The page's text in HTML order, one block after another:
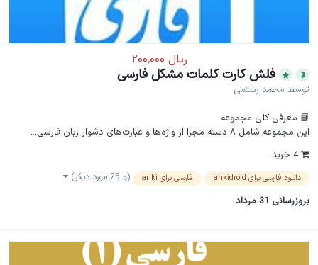
فلش کارت کلمات مشکل فارسی
توسطمحمد رستمی
📘 معرفی کلی مجموعه
این مجموعه شامل ۸ دسته مجزا از واژه‌ها و عبارت‌های دشوار زبان فارسی...
4 خرید
دانلود فارسی برای ankidroid فارسی برای anki (و 25 مورد دیگر)
بروزرسانی 31 مرداد